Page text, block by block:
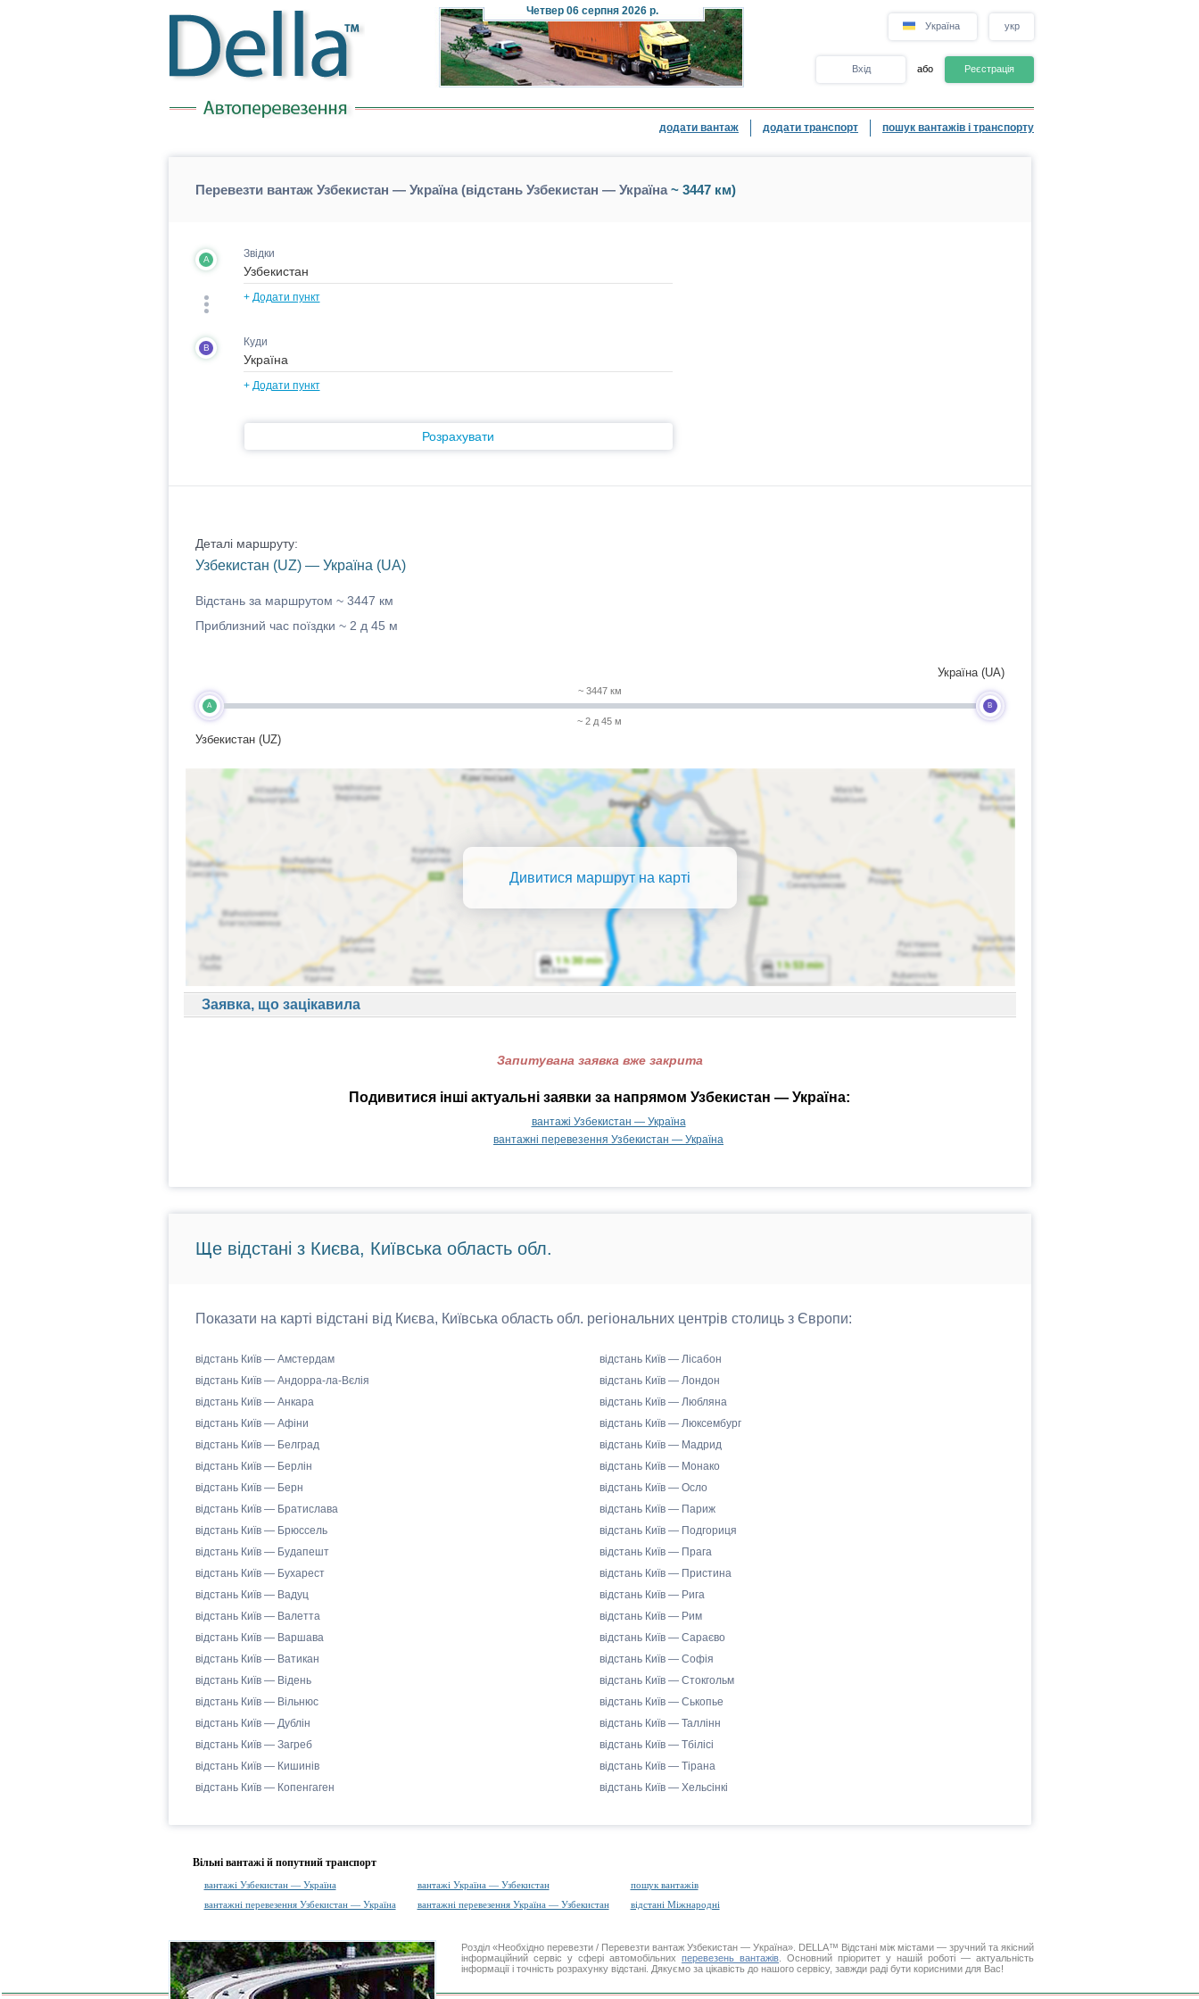
Четвер 06 серпня 2026 р.
Україна укр
Вхід або Реєстрація
додати вантаж додати транспорт пошук вантажів і транспорту
Перевезти вантаж Узбекистан — Україна (відстань Узбекистан — Україна~ 3447 км)
A Звідки
+ Додати пункт
B Куди
+ Додати пункт
Розрахувати
Деталі маршруту:
Узбекистан (UZ) — Україна (UA)
Відстань за маршрутом ~ 3447 км
Приблизний час поїздки ~ 2 д 45 м
A
Узбекистан (UZ)
~ 3447 км
~ 2 д 45 м
B
Україна (UA)
Дивитися маршрут на карті
Заявка, що зацікавила
Запитувана заявка вже закрита
Подивитися інші актуальні заявки за напрямом Узбекистан — Україна:
вантажі Узбекистан — Україна
вантажні перевезення Узбекистан — Україна
Ще відстані з Києва, Київська область обл.
Показати на карті відстані від Києва, Київська область обл. регіональних центрів столиць з Європи:
відстань Київ — Амстердам
відстань Київ — Андорра-ла-Вєлія
відстань Київ — Анкара
відстань Київ — Афіни
відстань Київ — Белград
відстань Київ — Берлін
відстань Київ — Берн
відстань Київ — Братислава
відстань Київ — Брюссель
відстань Київ — Будапешт
відстань Київ — Бухарест
відстань Київ — Вадуц
відстань Київ — Валетта
відстань Київ — Варшава
відстань Київ — Ватикан
відстань Київ — Відень
відстань Київ — Вільнюс
відстань Київ — Дублін
відстань Київ — Загреб
відстань Київ — Кишинів
відстань Київ — Копенгаген
відстань Київ — Лісабон
відстань Київ — Лондон
відстань Київ — Любляна
відстань Київ — Люксембург
відстань Київ — Мадрид
відстань Київ — Монако
відстань Київ — Осло
відстань Київ — Париж
відстань Київ — Подгориця
відстань Київ — Прага
відстань Київ — Пристина
відстань Київ — Рига
відстань Київ — Рим
відстань Київ — Сараєво
відстань Київ — Софія
відстань Київ — Стокгольм
відстань Київ — Ськопье
відстань Київ — Таллінн
відстань Київ — Тбілісі
відстань Київ — Тірана
відстань Київ — Хельсінкі
Вільні вантажі й попутний транспорт
вантажі Узбекистан — Україна вантажі Україна — Узбекистан
пошук вантажів
вантажні перевезення Узбекистан — Україна
вантажні перевезення Україна — Узбекистан відстані Міжнародні
Розділ «Необхідно перевезти / Перевезти вантаж Узбекистан — Україна». DELLA™ Відстані між містами — зручний та якісний
інформаційний сервіс у сфері автомобільних перевезень вантажів . Основний пріоритет у нашій роботі — актуальність
інформації і точність розрахунку відстані. Дякуємо за цікавість до нашого сервісу, завжди раді бути корисними для Вас!